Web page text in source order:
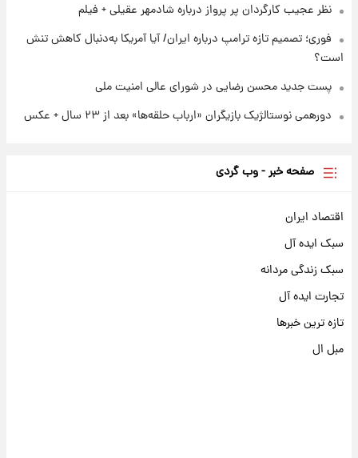
نظر عجیب کارگردان پر پرواز درباره شادمهر عقیلی + فیلم
فوری؛ تصمیم تازه ترامپ درباره ایران/ آیا آمریکا به‌دنبال کاهش تنش
است؟
پست جدید محسن رضایی در شورای عالی امنیت ملی
دورهمی نوستالژیک بازیگران «ارباب حلقه‌ها» بعد از ۲۳ سال + عکس
صفحه خبر - وب گردی
اقتصاد ایران
سبک ایده آل
سبک زندگی مردانه
تجارت ایده آل
تازه ترین خبرها
مبل ال